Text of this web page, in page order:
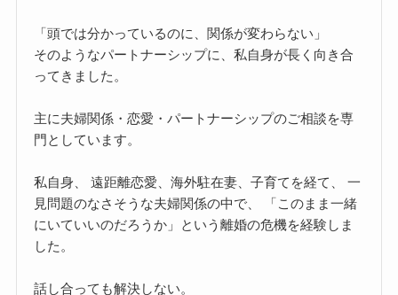
「頭では分かっているのに、関係が変わらない」
そのようなパートナーシップに、私自身が長く向き合
ってきました。
主に夫婦関係・恋愛・パートナーシップのご相談を専
門としています。
私自身、 遠距離恋愛、海外駐在妻、子育てを経て、 一
見問題のなさそうな夫婦関係の中で、 「このまま一緒
にいていいのだろうか」という離婚の危機を経験しま
した。
話し合っても解決しない。